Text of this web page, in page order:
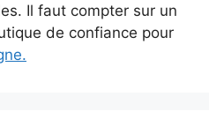
Il faut compter sur un
de confiance pour